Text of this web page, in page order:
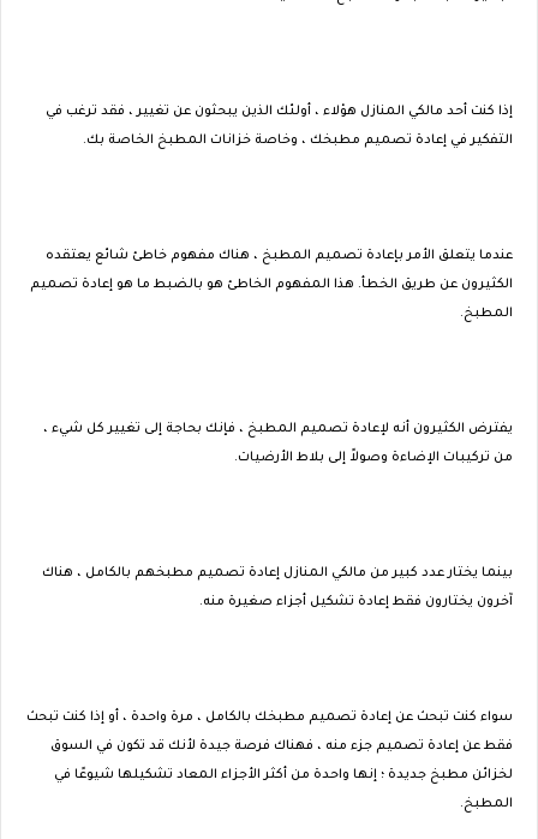
إذا كنت أحد مالكي المنازل هؤلاء ، أولئك الذين يبحثون عن تغيير ، فقد ترغب في
التفكير في إعادة تصميم مطبخك ، وخاصة خزانات المطبخ الخاصة بك.
عندما يتعلق الأمر بإعادة تصميم المطبخ ، هناك مفهوم خاطئ شائع يعتقده
الكثيرون عن طريق الخطأ. هذا المفهوم الخاطئ هو بالضبط ما هو إعادة تصميم
المطبخ.
يفترض الكثيرون أنه لإعادة تصميم المطبخ ، فإنك بحاجة إلى تغيير كل شيء ،
من تركيبات الإضاءة وصولاً إلى بلاط الأرضيات.
بينما يختار عدد كبير من مالكي المنازل إعادة تصميم مطبخهم بالكامل ، هناك
آخرون يختارون فقط إعادة تشكيل أجزاء صغيرة منه.
سواء كنت تبحث عن إعادة تصميم مطبخك بالكامل ، مرة واحدة ، أو إذا كنت تبحث
فقط عن إعادة تصميم جزء منه ، فهناك فرصة جيدة لأنك قد تكون في السوق
لخزائن مطبخ جديدة ؛ إنها واحدة من أكثر الأجزاء المعاد تشكيلها شيوعًا في
المطبخ.